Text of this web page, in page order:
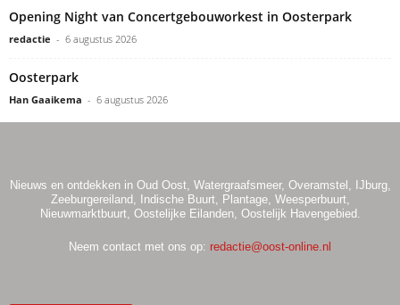
Opening Night van Concertgebouworkest in Oosterpark
redactie - 6 augustus 2026
Oosterpark
Han Gaaikema - 6 augustus 2026
Nieuws en ontdekken in Oud Oost, Watergraafsmeer, Overamstel, IJburg,
Zeeburgereiland, Indische Buurt, Plantage, Weesperbuurt,
Nieuwmarktbuurt, Oostelijke Eilanden, Oostelijk Havengebied.
Neem contact met ons op: redactie@oost-online.nl